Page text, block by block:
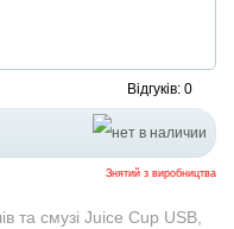
Відгуків: 0
Знятий з виробництва
та смузі Juice Cup USB,